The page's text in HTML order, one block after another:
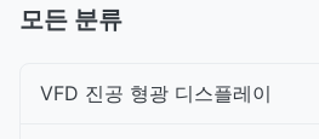
모든 분류
VFD 진공 형광 디스플레이